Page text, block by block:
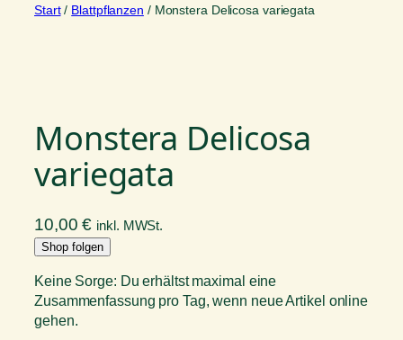
Start/ Blattpflanzen / Monstera Delicosa variegata
Monstera Delicosa
variegata
10,00€ inkl. MWSt.
Shop folgen
Keine Sorge: Du erhältst maximal eine
Zusammenfassung pro Tag, wenn neue Artikel online
gehen.